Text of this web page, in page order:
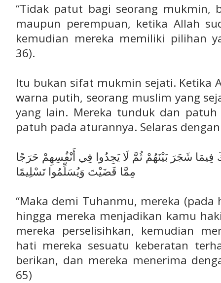
“Tidak patut bagi seorang mukmin,
maupun perempuan, ketika Allah
kemudian mereka memiliki pilihan
36).
Itu bukan sifat mukmin sejati. Ketika
warna putih, seorang muslim yang
yang lain. Mereka tunduk dan
patuh pada aturannya. Selaras
شَجَرَ بَيْنَهُمْ ثُمَّ لَا يَجِدُوا فِي أَنْفُسِهِمْ حَرَجًا
مِمَّا قَضَيْتَ وَيُسَلِّمُوا تَسْلِيمًا
“Maka demi Tuhanmu, mereka
hingga mereka menjadikan kamu
mereka perselisihkan, kemudian
hati mereka sesuatu keberatan
berikan, dan mereka menerima
65)